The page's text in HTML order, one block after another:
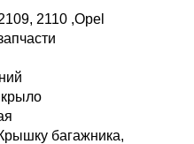
2110 ,Opel
багажника,